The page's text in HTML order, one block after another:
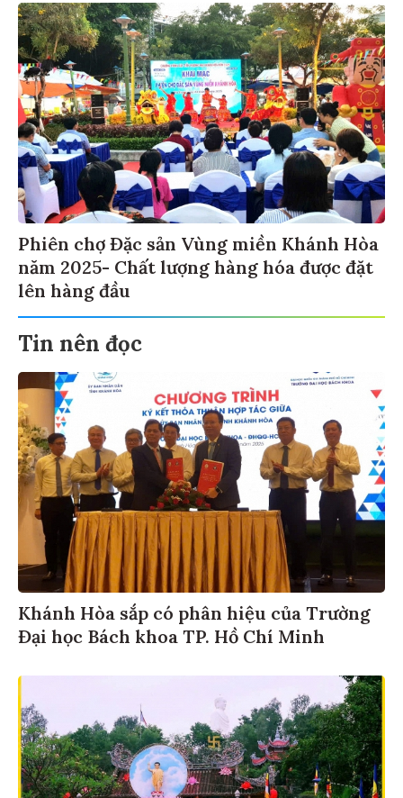
Phiên chợ Đặc sản Vùng miền Khánh Hòa
năm 2025- Chất lượng hàng hóa được đặt
lên hàng đầu
Tin nên đọc
Khánh Hòa sắp có phân hiệu của Trường
Đại học Bách khoa TP. Hồ Chí Minh